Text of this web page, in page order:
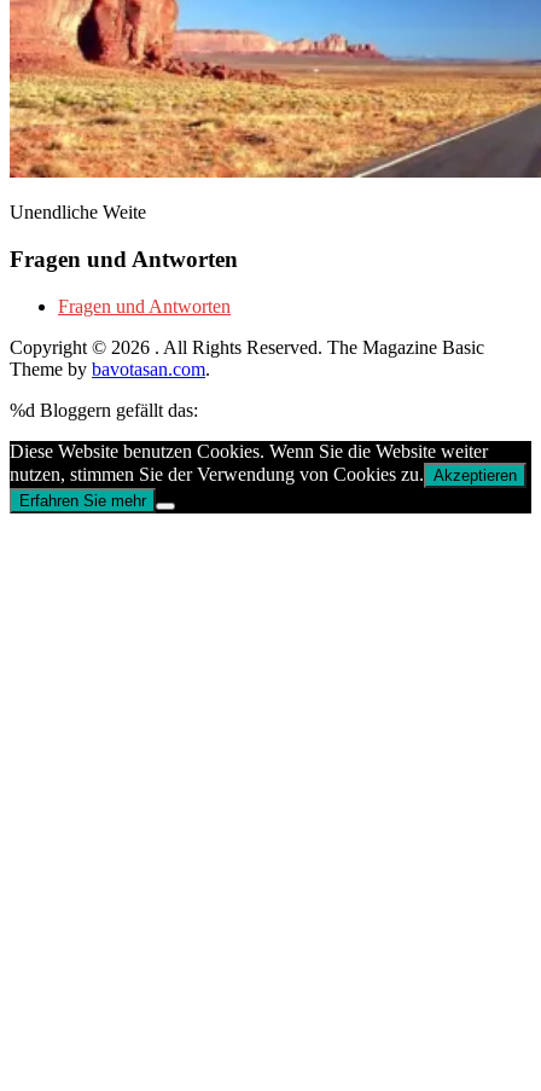
Unendliche Weite
Fragen und Antworten
Fragen und Antworten
Copyright © 2026 . All Rights Reserved. The Magazine Basic
Theme by bavotasan.com.
%d Bloggern gefällt das:
Diese Website benutzen Cookies. Wenn Sie die Website weiter
nutzen, stimmen Sie der Verwendung von Cookies zu. Akzeptieren
Erfahren Sie mehr